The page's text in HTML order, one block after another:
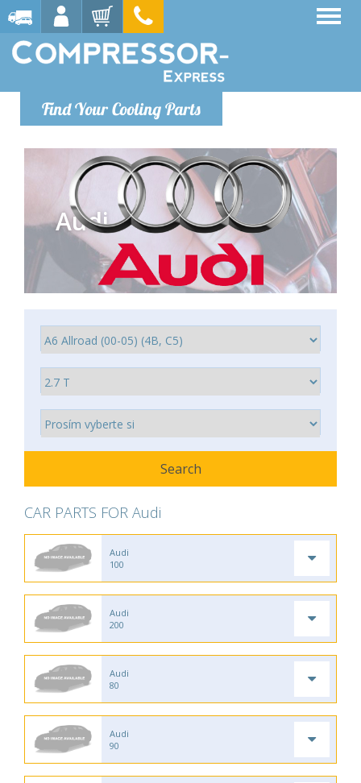
Find Your Cooling Parts
Audi
CAR PARTS FOR Audi
Audi
100
Audi
200
Audi
80
Audi
90